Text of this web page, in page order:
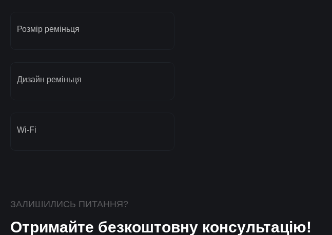
Розмір реміньця
Дизайн реміньця
Wi-Fi
ЗАЛИШИЛИСЬ ПИТАННЯ?
Отримайте безкоштовну консультацію!